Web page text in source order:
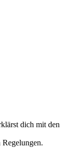
dich mit den